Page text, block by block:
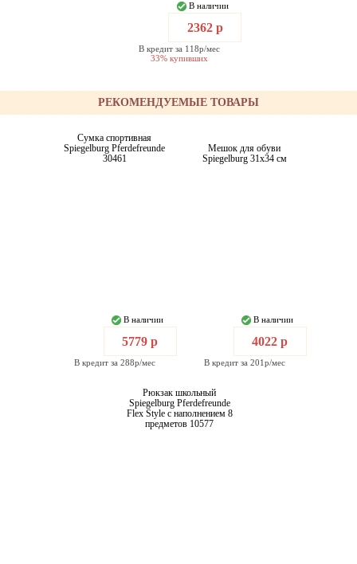
В наличии
2362 р
В кредит за 118р/мес
33% купивших
РЕКОМЕНДУЕМЫЕ ТОВАРЫ
Сумка спортивная
Spiegelburg Pferdefreunde
30461
В наличии
5779 р
В кредит за 288р/мес
Мешок для обуви
Spiegelburg 31x34 см
В наличии
4022 р
В кредит за 201р/мес
Рюкзак школьный
Spiegelburg Pferdefreunde
Flex Style с наполнением 8
предметов 10577